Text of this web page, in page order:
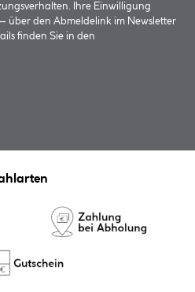
Ihre Einwilligung
über den Abmeldelink im Newsletter
finden Sie in den